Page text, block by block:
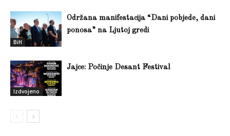
BiH
Održana manifestacija “Dani pobjede, dani
ponosa” na Ljutoj gredi
Izdvojeno
Jajce: Počinje Desant Festival